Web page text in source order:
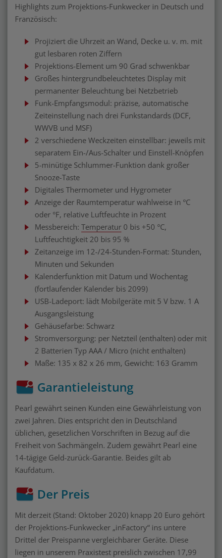
Highlights zum Projektions-Funkwecker in Deutsch und
Französisch:
Projiziert die Uhrzeit an Wand, Decke u. v. m. mit
gut lesbaren roten Ziffern
Projektions-Element um 90 Grad schwenkbar
Großes hintergrundbeleuchtetes Display mit
permanenter Beleuchtung bei Netzbetrieb
Funk-Empfangsmodul: präzise, automatische
Zeiteinstellung nach drei Funkstandards (DCF,
WWVB und MSF)
2 verschiedene Weckzeiten einstellbar: jeweils mit
separatem Ein-/Aus-Schalter und Einstell-Knöpfen
5-minütige Schlummer-Funktion dank großer
Snooze-Taste
Digitales Thermometer und Hygrometer
Anzeige der Raumtemperatur wahlweise in °C
oder °F, relative Luftfeuchte in Prozent
Messbereich: Temperatur 0 bis +50 °C,
Luftfeuchtigkeit 20 bis 95 %
Zeitanzeige im 12-/24-Stunden-Format: Stunden,
Minuten und Sekunden
Kalenderfunktion mit Datum und Wochentag
(fortlaufender Kalender bis 2099)
USB-Ladeport: lädt Mobilgeräte mit 5 V bzw. 1 A
Ausgangsleistung
Gehäusefarbe: Schwarz
Stromversorgung: per Netzteil (enthalten) oder mit
2 Batterien Typ AAA / Micro (nicht enthalten)
Maße: 135 x 82 x 26 mm, Gewicht: 163 Gramm
Garantieleistung
Pearl gewährt seinen Kunden eine Gewährleistung von
zwei Jahren. Dies entspricht den in Deutschland
üblichen, gesetzlichen Vorschriften in Bezug auf die
Freiheit von Sachmängeln. Zudem gewährt Pearl eine
14-tägige Geld-zurück-Garantie. Beides gilt ab
Kaufdatum.
Der Preis
Mit derzeit (Stand: Oktober 2020) knapp 20 Euro gehört
der Projektions-Funkwecker „inFactory“ ins untere
Drittel der Preispanne vergleichbarer Geräte. Diese
liegen in unserem Praxistest preislich zwischen 17,99